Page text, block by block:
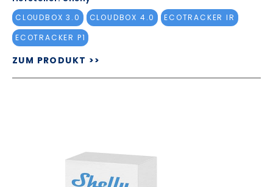
CLOUDBOX 3.0 CLOUDBOX 4.0
ECOTRACKER IR
ECOTRACKER P1
ZUM PRODUKT >>